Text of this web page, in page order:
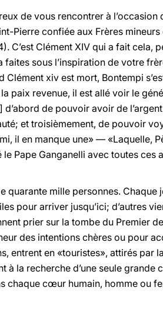
de vous rencontrer à l’occasion
Pierre confiée aux Frères
C’est Clément XIV qui a fait cela,
sous l’inspiration de votre
xiv est mort, Bontempi
paix revenue, il est allé voir le
d’abord de pouvoir avoir de
et troisièmement, de pouvoir
il en manque une» — «Laquelle,
Pape Ganganelli avec toutes ces
quarante mille personnes. Chaque
pour arriver jusqu’ici; d’autres
prier sur la tombe du Premier
des intentions chères ou pour
entrent en «touristes», attirés par
à la recherche d’une seule grande
chaque cœur humain, homme ou